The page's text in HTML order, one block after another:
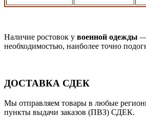
Наличие ростовок у военной одежды —
необходимостью, наиболее точно
ДОСТАВКА СДЕК
Мы отправляем товары в любые
пункты выдачи заказов (ПВЗ) СДЕК.